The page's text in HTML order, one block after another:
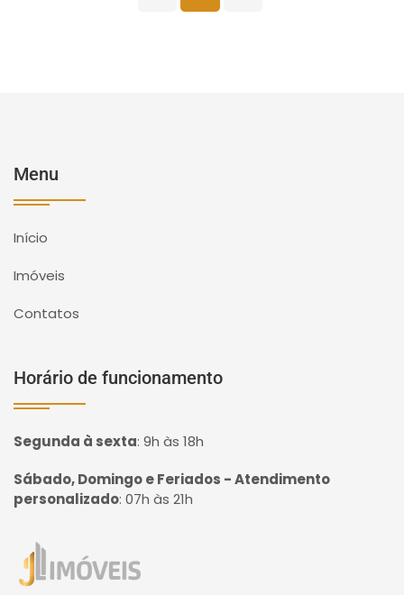
Menu
Início
Imóveis
Contatos
Horário de funcionamento
Segunda à sexta: 9h às 18h
Sábado, Domingo e Feriados - Atendimento
personalizado: 07h às 21h
Página inicial